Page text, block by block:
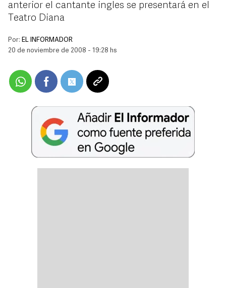
anterior el cantante ingles se presentará en el
Teatro Diana
Por: EL INFORMADOR
20 de noviembre de 2008 - 19:28 hs